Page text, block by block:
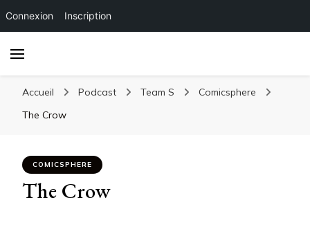
Connexion Inscription
Accueil Podcast Team S
Comicsphere
The Crow
COMICSPHERE
The Crow